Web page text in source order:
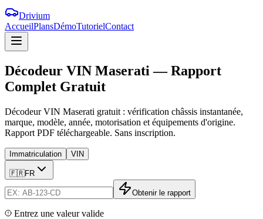
Drivium
AccueilPlansDémoTutorielContact
Décodeur VIN Maserati—Rapport
Complet Gratuit
Décodeur VIN Maserati gratuit : vérification châssis instantanée,
marque, modèle, année, motorisation et équipements d'origine.
Rapport PDF téléchargeable. Sans inscription.
Immatriculation VIN
🇫🇷FR
Obtenir le rapport
Entrez une valeur valide